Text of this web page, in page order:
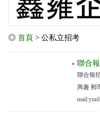
◎ 首頁 > 公私立招考
聯合
聯合報
興趣 郵